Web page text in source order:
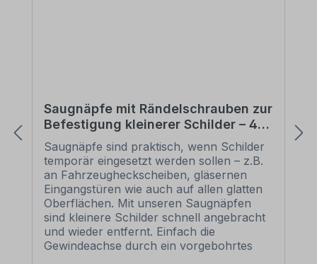
Saugnäpfe mit Rändelschrauben zur
Befestigung kleinerer Schilder – 4er
Satz
Saugnäpfe sind praktisch, wenn Schilder
temporär eingesetzt werden sollen – z.B.
an Fahrzeugheckscheiben, gläsernen
Eingangstüren wie auch auf allen glatten
Oberflächen. Mit unseren Saugnäpfen
sind kleinere Schilder schnell angebracht
und wieder entfernt. Einfach die
Gewindeachse durch ein vorgebohrtes